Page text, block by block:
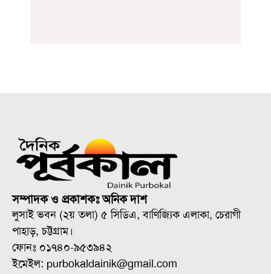
সম্পাদক ও প্রকাশকঃ অনিক দাশ
লুসাই ভবন (২য় তলা) ৫ সিডিএ, বাণিজ্যিক এলাকা, চেরাগী
পাহাড়, চট্টগ্রাম।
ফোনঃ ০১৭৪০-৯৫৩৯৪২
ইমেইল: purbokaldainik@gmail.com